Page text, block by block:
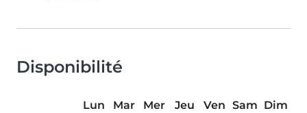
Disponibilité
Lun Mar Mer Jeu Ven Sam Dim